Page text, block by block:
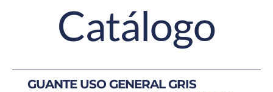
Catálogo
GUANTE USO GENERAL GRIS